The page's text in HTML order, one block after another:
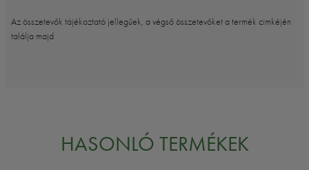
Az összetevők tájékoztató jellegűek, a végső összetevőket a termék cimkéjén
találja majd
HASONLÓ TERMÉKEK